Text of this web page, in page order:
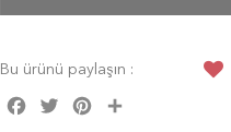
Bu ürünü paylaşın :
Facebook
Twitter Pinterest